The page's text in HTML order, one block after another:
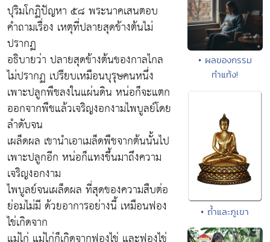
ปุริมโกฏิปัญหา ๕๘ พระนาคเสนตอบ
คำถามเรื่อง เหตุที่ปลายสุดข้างต้นไม่
ปรากฏ
อธิบายว่า ปลายสุดข้างต้นของกาลไกล
ไม่ปรากฏ เปรียบเหมือนบุรุษคนหนึ่ง
เพาะปลูกพืชลงในแผ่นดิน หน่อก็จะแตก
ออกจากพืชแล้วเจริญงอกงามไพบูลย์โดย
ลำดับจน
เผล็ดผล เขานำเอาเมล็ดพืชจากต้นนั้นไป
เพาะปลูกอีก หน่อก็แทงขึ้นมาถึงความ
เจริญงอกงาม
ไพบูลย์จนเผล็ดผล ที่สุดของความสืบต่อ
ย่อมไม่มี ด้วยอาการอย่างนี้ เหมือนฟอง
ไข่เกิดจาก
• ผลของกรรม
ทำแท้ง!
• ถ้ำและภูเขา